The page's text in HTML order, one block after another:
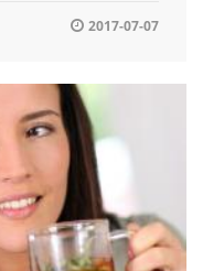
2017-07-07